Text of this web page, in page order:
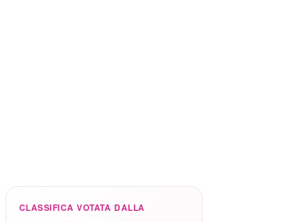
CLASSIFICA VOTATA DALLA